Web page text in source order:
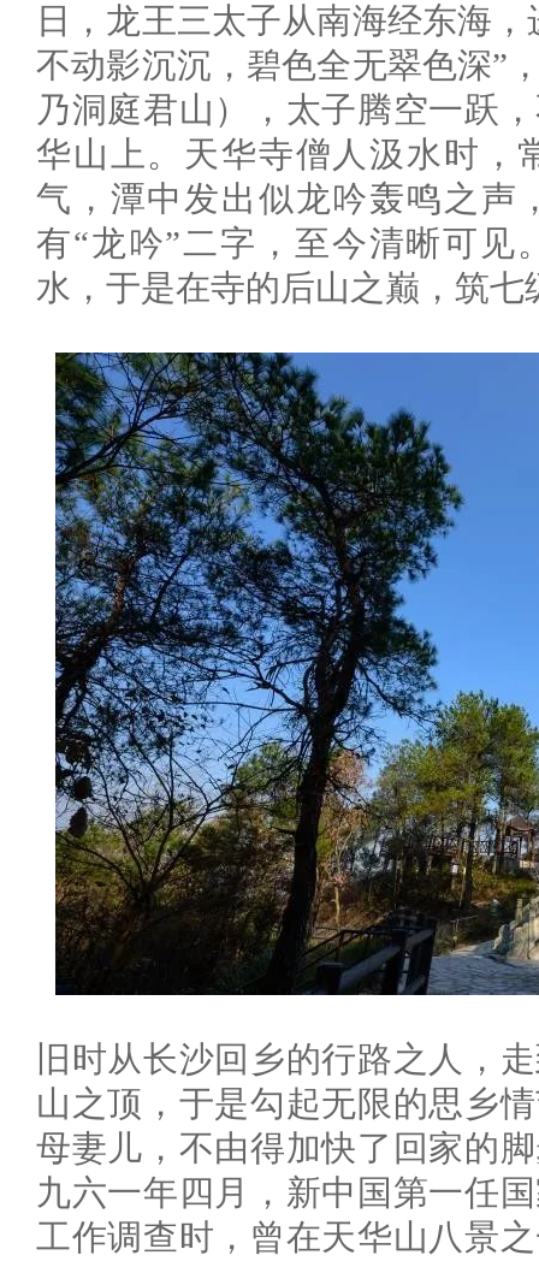
日，龙王三太子从南海经东海
不动影沉沉，碧色全无翠色深”
乃洞庭君山），太子腾空一跃
华山上。天华寺僧人汲水时，
气，潭中发出似龙吟轰鸣之声
有“龙吟”二字，至今清晰可见
水，于是在寺的后山之巅，筑
旧时从长沙回乡的行路之人，
山之顶，于是勾起无限的思乡
母妻儿，不由得加快了回家的
九六一年四月，新中国第一任
工作调查时，曾在天华山八景